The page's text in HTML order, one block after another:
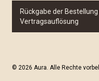
Rückgabe der
Vertragsauflösung
© 2026 Aura. Alle Rechte